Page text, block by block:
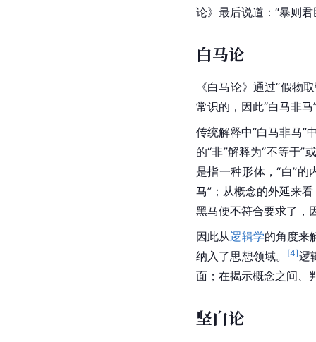
论》最后说道：“暴则
白马论
《白马论》通过“假物
常识的，因此“白马非
传统解释中“白马非马”
的“非”解释为“不等于”
是指一种形体，“白”的
马”；从概念的外延来
黑马便不符合要求了，
因此从逻辑学的角度来
纳入了思想领域。
[4]逻
面；在揭示概念之间、
坚白论